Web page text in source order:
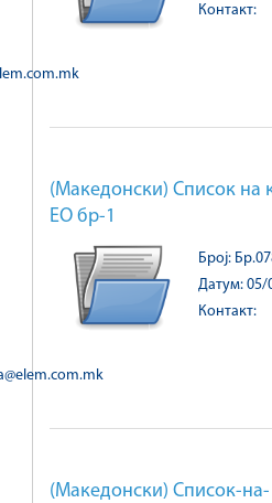
Контакт:
(Македонски) Список на
ЕО бр-1
Број:
Датум: 05/
Контакт:
(Македонски) Список-на-